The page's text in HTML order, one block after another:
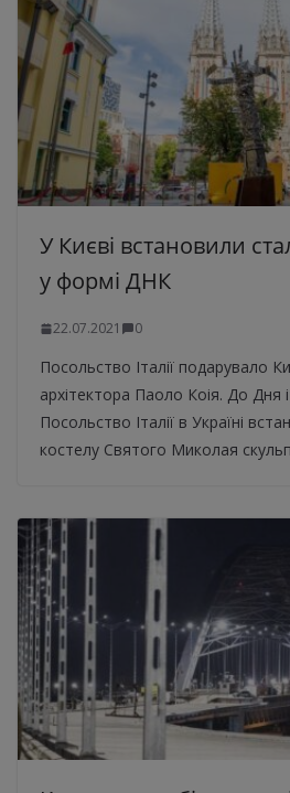
У Києві встановили
у формі ДНК
22.07.2021 0
Посольство Італії подарувало
архітектора Паоло Коія. До Дня
Посольство Італії в Україні
костелу Святого Миколая